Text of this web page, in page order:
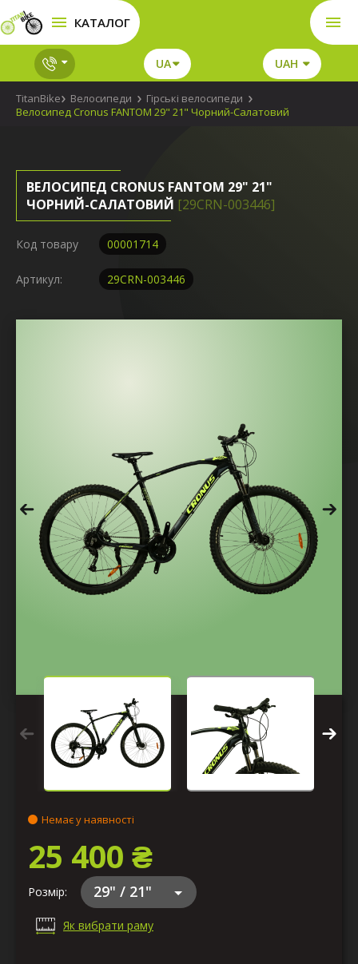
КАТАЛОГ
UA UAH
TitanBike Велосипеди
Гірські велосипеди
Велосипед Cronus FANTOM 29" 21" Чорний-Салатовий
ВЕЛОСИПЕД CRONUS FANTOM 29" 21"
ЧОРНИЙ-САЛАТОВИЙ [29CRN-003446]
Код товару 00001714
Артикул: 29CRN-003446
Немає у наявності
25 400 ₴
Розмір: 29" / 21"
Як вибрати раму